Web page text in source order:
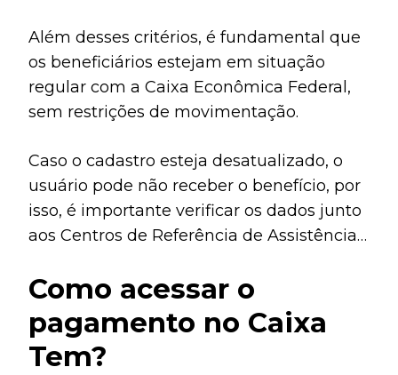
Além desses critérios, é fundamental que
os beneficiários estejam em situação
regular com a Caixa Econômica Federal,
sem restrições de movimentação.
Caso o cadastro esteja desatualizado, o
usuário pode não receber o benefício, por
isso, é importante verificar os dados junto
aos Centros de Referência de Assistência
Como acessar o
pagamento no Caixa
Tem?